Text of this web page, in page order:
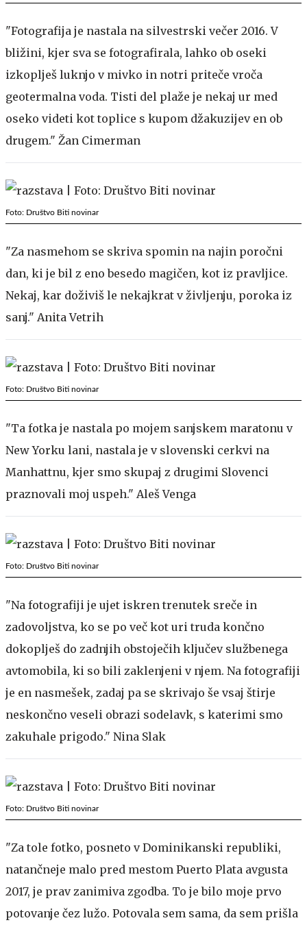
"Fotografija je nastala na silvestrski večer 2016. V
bližini, kjer sva se fotografirala, lahko ob oseki
izkoplješ luknjo v mivko in notri priteče vroča
geotermalna voda. Tisti del plaže je nekaj ur med
oseko videti kot toplice s kupom džakuzijev en ob
drugem." Žan Cimerman
Foto: Društvo Biti novinar
"Za nasmehom se skriva spomin na najin poročni
dan, ki je bil z eno besedo magičen, kot iz pravljice.
Nekaj, kar doživiš le nekajkrat v življenju, poroka iz
sanj." Anita Vetrih
Foto: Društvo Biti novinar
"Ta fotka je nastala po mojem sanjskem maratonu v
New Yorku lani, nastala je v slovenski cerkvi na
Manhattnu, kjer smo skupaj z drugimi Slovenci
praznovali moj uspeh." Aleš Venga
Foto: Društvo Biti novinar
"Na fotografiji je ujet iskren trenutek sreče in
zadovoljstva, ko se po več kot uri truda končno
dokoplješ do zadnjih obstoječih ključev službenega
avtomobila, ki so bili zaklenjeni v njem. Na fotografiji
je en nasmešek, zadaj pa se skrivajo še vsaj štirje
neskončno veseli obrazi sodelavk, s katerimi smo
zakuhale prigodo." Nina Slak
Foto: Društvo Biti novinar
"Za tole fotko, posneto v Dominikanski republiki,
natančneje malo pred mestom Puerto Plata avgusta
2017, je prav zanimiva zgodba. To je bilo moje prvo
potovanje čez lužo. Potovala sem sama, da sem prišla